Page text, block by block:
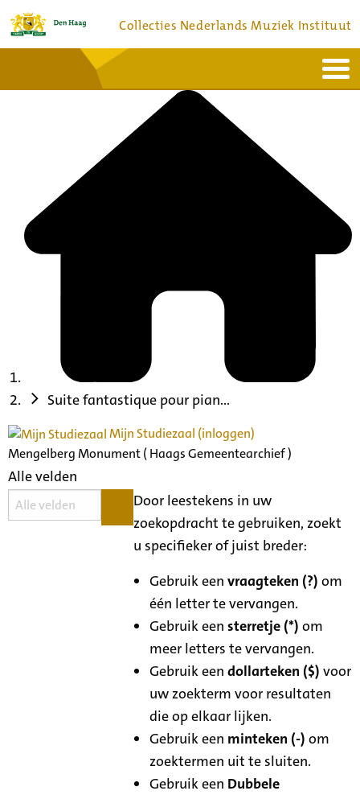
Collecties Nederlands Muziek Instituut
Bronnen en collecties
Suite fantastique pour pian...
Mijn Studiezaal (inloggen)
Mengelberg Monument ( Haags Gemeentearchief )
Alle velden
Door leestekens in uw
zoekopdracht te gebruiken, zoekt
u specifieker of juist breder:
Gebruik eenvraagteken (?) om
één letter te vervangen.
Gebruik eensterretje (*) om
meer letters te vervangen.
Gebruik eendollarteken ($) voor
uw zoekterm voor resultaten
die op elkaar lijken.
Gebruik een minteken (-) om
zoektermen uit te sluiten.
Gebruik een Dubbele